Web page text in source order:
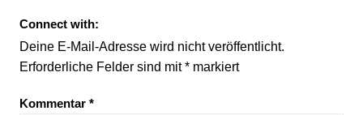
Connect with:
Deine E-Mail-Adresse wird nicht veröffentlicht.
Erforderliche Felder sind mit*markiert
Kommentar *